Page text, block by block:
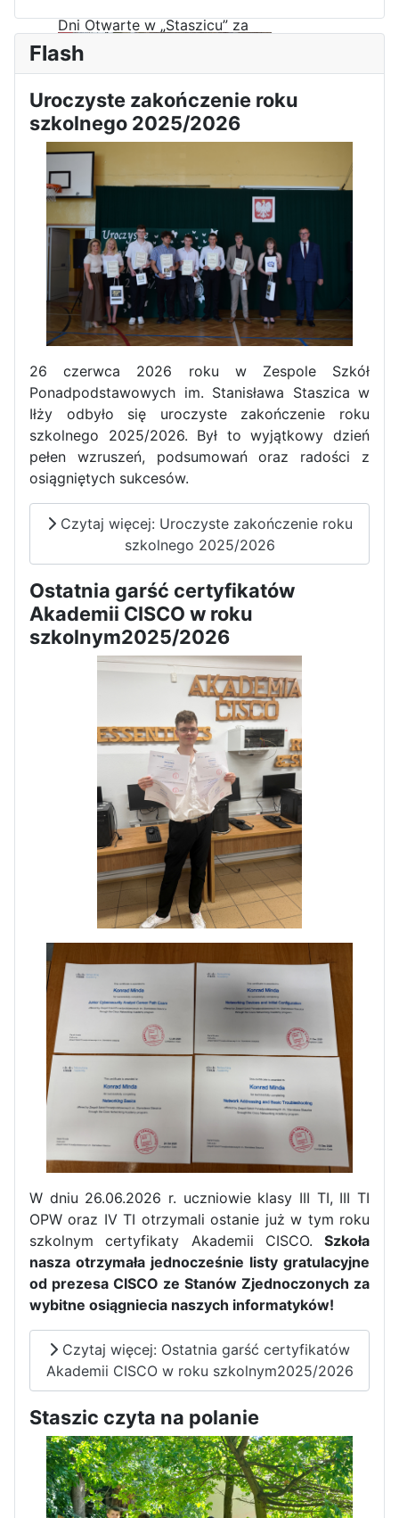
Dni Otwarte w „Staszicu” za
nami
Informatycy zapraszają do
Staszica w Iłży!
Zakończenie roku maturzystów
Zakończenie praktyk w
Rozpoczęcie kampanii „Gotowi
na kryzys” w ZSP w Iłży
Pierwszy tydzień praktyk
zawodowych naszych uczniów
w Portugalii za nami!
Flash
Uroczyste zakończenie roku
szkolnego 2025/2026
26 czerwca 2026 roku w Zespole Szkół
Ponadpodstawowych im. Stanisława Staszica w
Iłży odbyło się uroczyste zakończenie roku
szkolnego 2025/2026. Był to wyjątkowy dzień
pełen wzruszeń, podsumowań oraz radości z
osiągniętych sukcesów.
Czytaj więcej: Uroczyste zakończenie roku
szkolnego 2025/2026
Ostatnia garść certyfikatów
Akademii CISCO w roku
szkolnym2025/2026
W dniu 26.06.2026 r. uczniowie klasy III TI, III TI
OPW oraz IV TI otrzymali ostanie już w tym roku
szkolnym certyfikaty Akademii CISCO. Szkoła
nasza otrzymała jednocześnie listy gratulacyjne
od prezesa CISCO ze Stanów Zjednoczonych za
wybitne osiągniecia naszych informatyków!
Czytaj więcej: Ostatnia garść certyfikatów
Akademii CISCO w roku szkolnym2025/2026
Staszic czyta na polanie